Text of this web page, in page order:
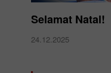
Selamat Natal!
24.12.2025